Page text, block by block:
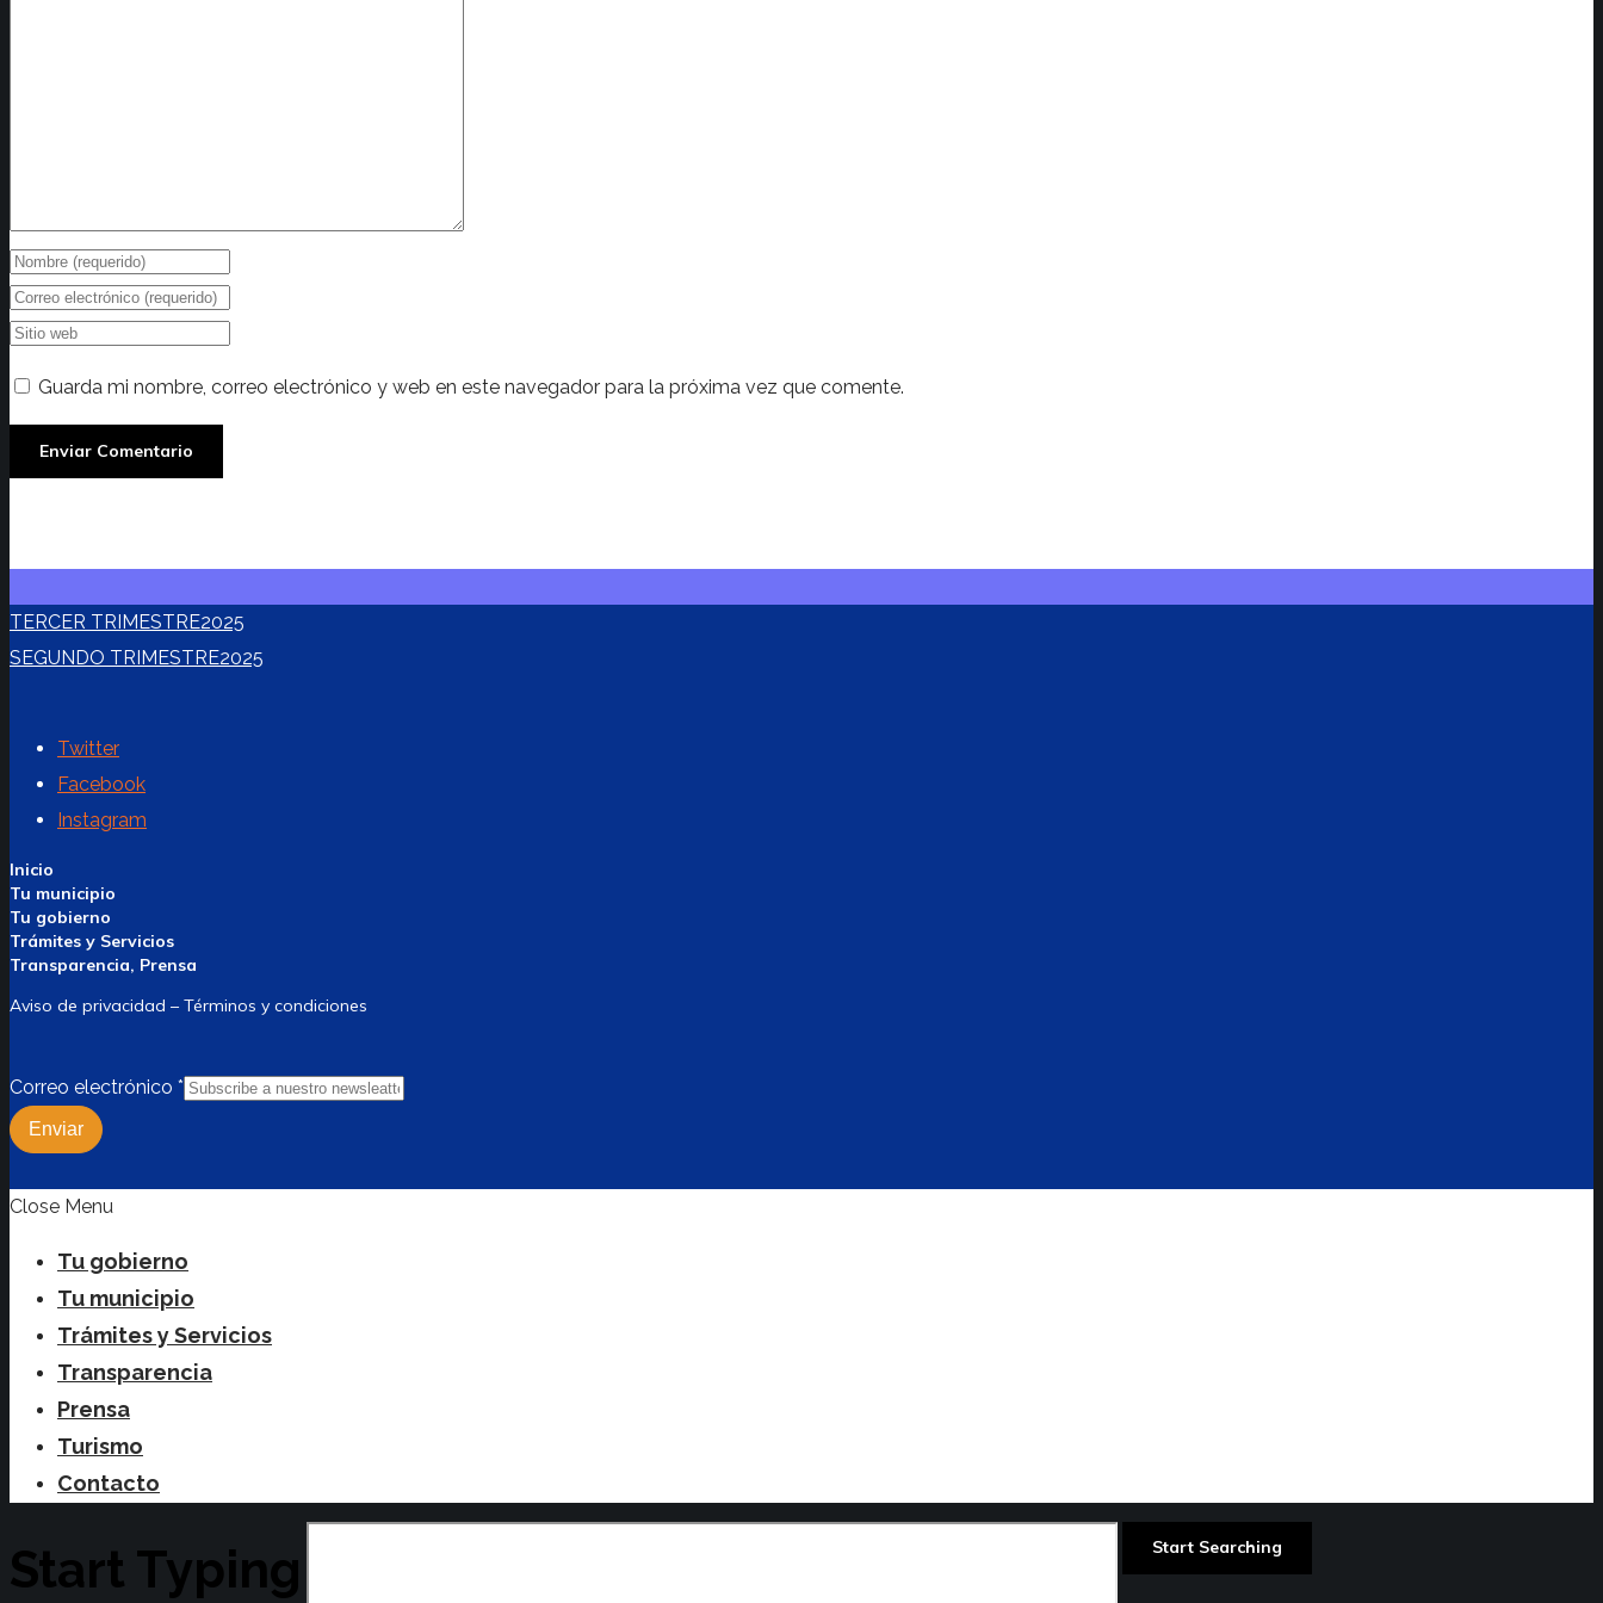
Guarda mi nombre, correo electrónico y web en este navegador para la próxima vez que comente.
TERCER TRIMESTRE2025
SEGUNDO TRIMESTRE2025
Twitter
Facebook
Instagram
Inicio
Tu municipio
Tu gobierno
Trámites y Servicios
Transparencia, Prensa
Aviso de privacidad – Términos y condiciones
Correo electrónico *
Enviar
Close Menu
Tu gobierno
Tu municipio
Trámites y Servicios
Transparencia
Prensa
Turismo
Contacto
Start Typing